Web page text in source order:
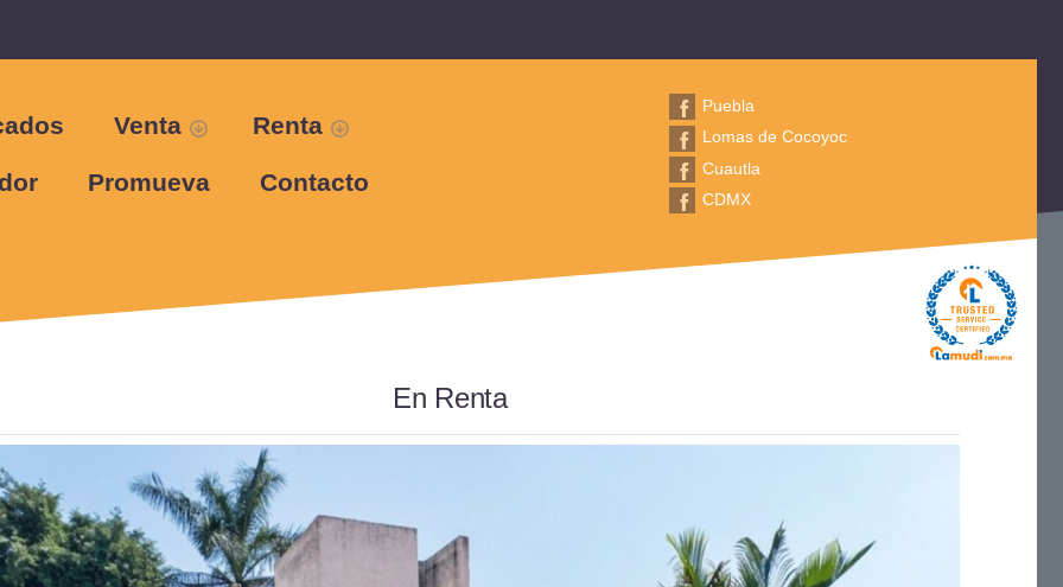
Venta Renta
Promueva Contacto
Puebla
Lomas de Cocoyoc
Cuautla
CDMX
En Renta